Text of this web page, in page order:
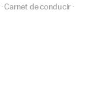
·Carnet de conducir ·